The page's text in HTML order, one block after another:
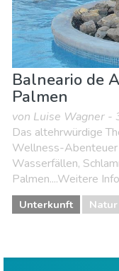
Balneario de
Palmen
von Luise Wagner -
Das altehrwürdige
Wellness-Abenteuer
Wasserfällen,
Palmen....Weitere
Unterkunft